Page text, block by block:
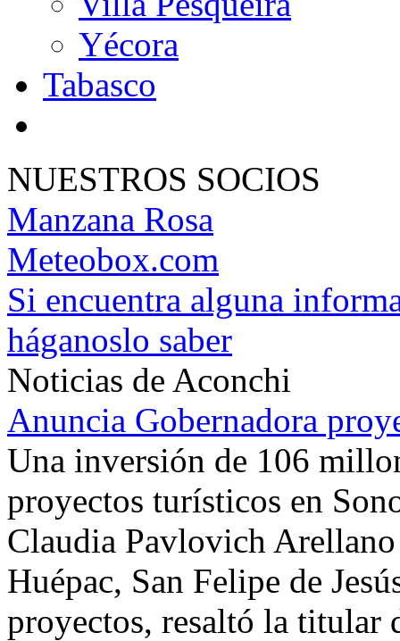
Yécora
Tabasco
NUESTROS SOCIOS
Manzana Rosa
Meteobox.com
Si encuentra alguna
háganoslo saber
Noticias de Aconchi
Anuncia Gobernadora
Una inversión de 106
proyectos turísticos en
Claudia Pavlovich
Huépac, San Felipe de
proyectos, resaltó la titular